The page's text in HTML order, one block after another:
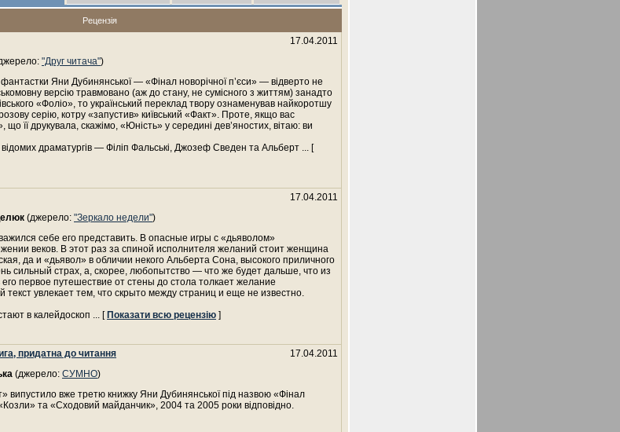
Рецензія
17.04.2011
"Друг читача")
Яни Дубинянської — «Фінал новорічної п’єси» — відверто не
версію травмовано (аж до стану, не сумісного з життям) занадто
«Фоліо», то український переклад твору ознаменував найкоротшу
серію, котру «запустив» київський «Факт». Проте, якщо вас
її друкувала, скажімо, «Юність» у середині дев’яностих, вітаю: ви
драматургів — Філіп Фальські, Джозеф Сведен та Альберт ... [
17.04.2011
(джерело: "Зеркало недели")
себе его представить. В опасные игры с «дьяволом»
веков. В этот раз за спиной исполнителя желаний стоит женщина
да и «дьявол» в обличии некого Альберта Сона, высокого приличного
сильный страх, а, скорее, любопытство — что же будет дальше, что из
его первое путешествие от стены до стола толкает желание
текст увлекает тем, что скрыто между страниц и еще не известно.
в калейдоскоп ... [ Показати всю рецензію ]
17.04.2011
придатна до читання
(джерело: СУМНО)
випустило вже третю книжку Яни Дубинянської під назвою «Фінал
та «Сходовий майданчик», 2004 та 2005 роки відповідно.